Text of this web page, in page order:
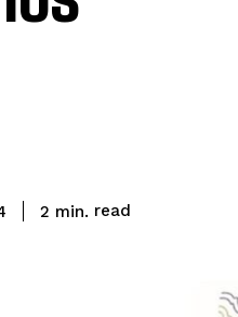
2 min. read